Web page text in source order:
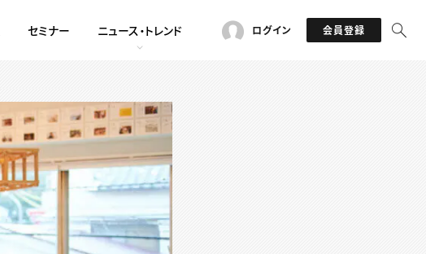
セミナー ニュース・トレンド ログイン 会員登録